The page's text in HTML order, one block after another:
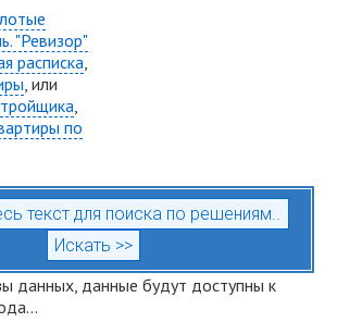
"Ревизор"
расписка,
, или
,
по
данных, данные будут доступны к